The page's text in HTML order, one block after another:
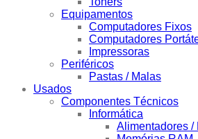
Equipamentos
Computadores Fixos
Computadores
Impressoras
Periféricos
Pastas / Malas
Usados
Componentes Técnicos
Informática
Alimentadores /